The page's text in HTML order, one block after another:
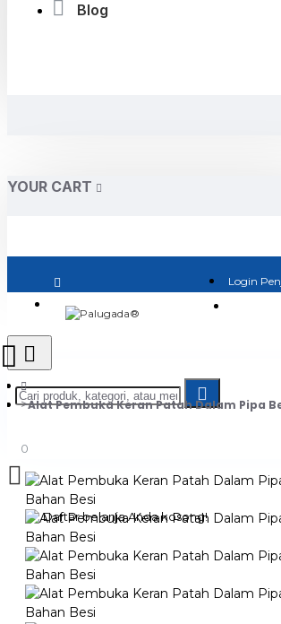
Blog
YOUR CART
Login
0
Daftar belanja Anda kosong!
Alat Pembuka Keran Patah Dalam Pipa